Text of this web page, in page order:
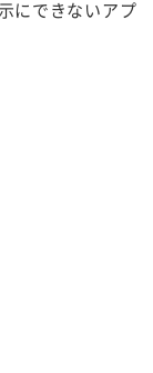
にできないアプ